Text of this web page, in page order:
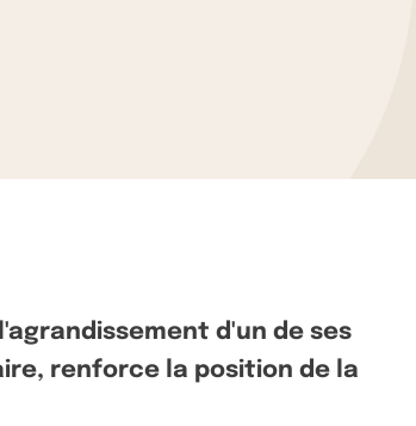
d'un de ses
renforce la position de la